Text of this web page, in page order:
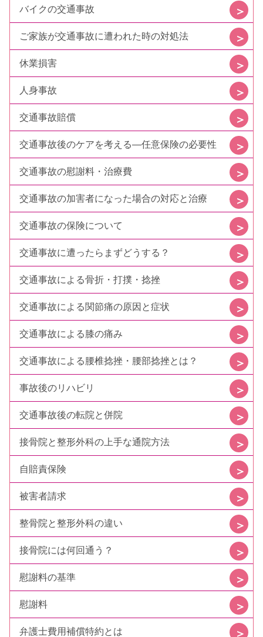
バイクの交通事故
ご家族が交通事故に遭われた時の対処法
休業損害
人身事故
交通事故賠償
交通事故後のケアを考える—任意保険の必要性
交通事故の慰謝料・治療費
交通事故の加害者になった場合の対応と治療
交通事故の保険について
交通事故に遭ったらまずどうする？
交通事故による骨折・打撲・捻挫
交通事故による関節痛の原因と症状
交通事故による膝の痛み
交通事故による腰椎捻挫・腰部捻挫とは？
事故後のリハビリ
交通事故後の転院と併院
接骨院と整形外科の上手な通院方法
自賠責保険
被害者請求
整骨院と整形外科の違い
接骨院には何回通う？
慰謝料の基準
慰謝料
弁護士費用補償特約とは